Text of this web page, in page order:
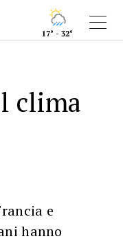
17° - 32°
clima
e
hanno